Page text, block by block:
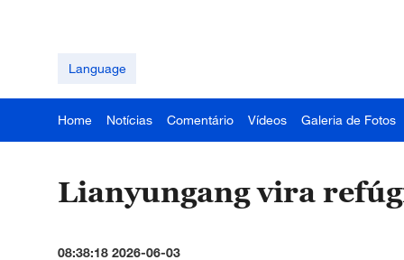
Language
Home Notícias Comentário Vídeos Galeria de Fotos
Lianyungang vira
08:38:18 2026-06-03